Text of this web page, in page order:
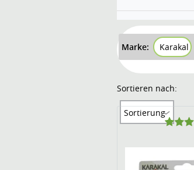
Marke: Karakal
Sortieren nach:
Sortierung